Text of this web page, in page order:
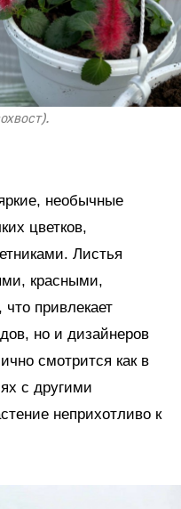
необычные
цветков,
Листья
красными,
привлекает
но и дизайнеров
смотрится как в
с другими
неприхотливо к